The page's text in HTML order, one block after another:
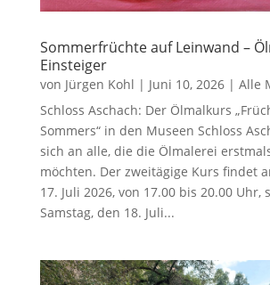
Sommerfrüchte auf Leinwand –
Einsteiger
von Jürgen Kohl | Juni 10, 2026| Alle
Schloss Aschach: Der Ölmalkurs
Sommers“ in den Museen Schloss
sich an alle, die die Ölmalerei
möchten. Der zweitägige Kurs findet
17. Juli 2026, von 17.00 bis 20.00 Uhr,
Samstag, den 18. Juli...